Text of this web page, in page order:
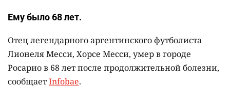
Ему было 68 лет.
Отец легендарного аргентинского футболиста
Лионеля Месси, Хорсе Месси, умер в городе
Росарио в 68 лет после продолжительной болезни,
сообщаетInfobae.